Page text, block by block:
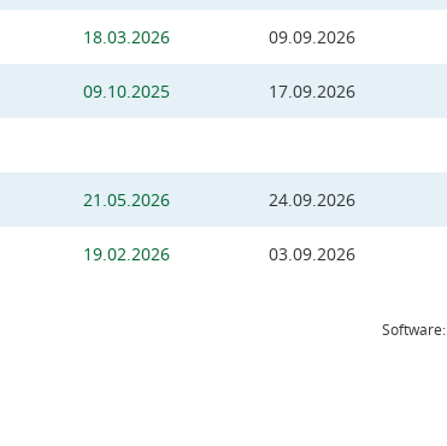
18.03.2026 09.09.2026
09.10.2025 17.09.2026
21.05.2026 24.09.2026
19.02.2026 03.09.2026
Software: